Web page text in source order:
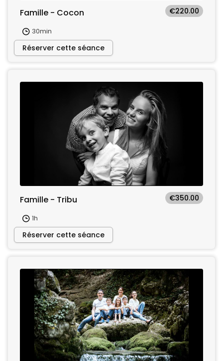
Famille - Cocon €220.00
30min
Réserver cette séance
Famille - Tribu €350.00
1h
Réserver cette séance